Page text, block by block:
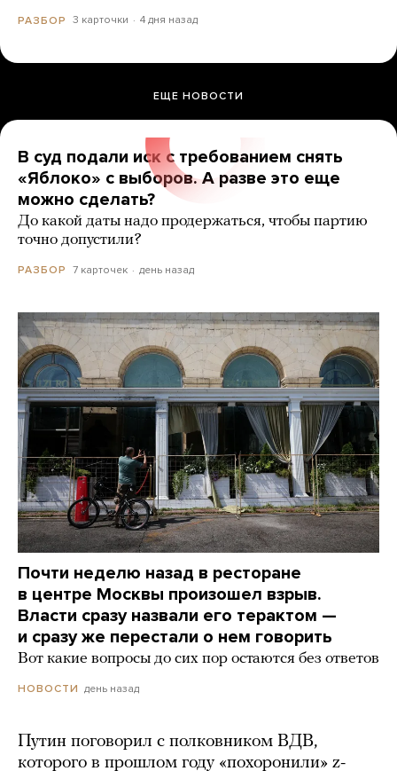
РАЗБОР 3 карточки 4 дня назад
ЕЩЕ НОВОСТИ
В суд подали иск с требованием снять
«Яблоко» с выборов. А разве это еще
можно сделать?
До какой даты надо продержаться, чтобы партию
точно допустили?
РАЗБОР 7 карточек день назад
Почти неделю назад в ресторане
в центре Москвы произошел взрыв.
Власти сразу назвали его терактом —
и сразу же перестали о нем говорить
Вот какие вопросы до сих пор остаются без ответов
НОВОСТИ день назад
Путин поговорил с полковником ВДВ,
которого в прошлом году «похоронили» z-